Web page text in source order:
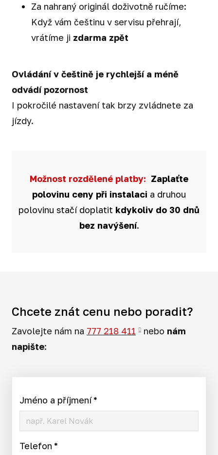
Za nahraný originál doživotně ručíme:
Když vám češtinu v servisu přehrají,
vrátíme ji zdarma zpět
Ovládání v češtině je rychlejší a méně
odvádí pozornost
I pokročilé nastavení tak brzy zvládnete za
jízdy.
Možnost rozdělené platby: Zaplaťte
polovinu ceny při instalaci a druhou
polovinu stačí doplatit kdykoliv do 30 dnů
bez navýšení.
Chcete znát cenu nebo poradit?
Zavolejte nám na 777 218 411 nebo nám
napište:
Jméno a příjmení*
Telefon *